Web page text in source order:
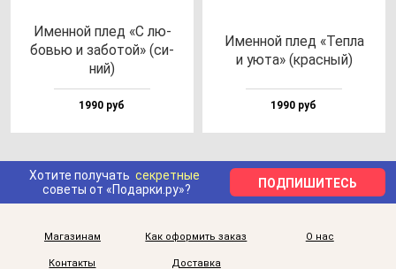
Имен­ной плед «С лю­
бовью и за­бо­той» (си­
ний)
1990 руб
Имен­ной плед «Теп­ла
и уюта» (крас­ный)
1990 руб
Хотите получать секретные
советы от «Подарки.ру»?
ПОДПИШИТЕСЬ
Магазинам Как оформить заказ О нас
Контакты Доставка